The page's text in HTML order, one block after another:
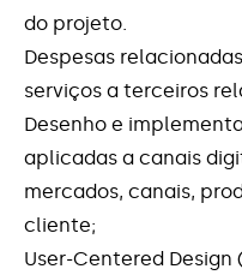
do projeto.
Despesas
serviços a terceiros
Desenho e
aplicadas a canais
mercados, canais,
cliente;
User-Centered Design